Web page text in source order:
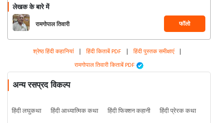
लेखक के बारे में
रामगोपाल तिवारी फॉलो
श्रेष्ठ हिंदी कहानियां | हिंदी किताबें PDF | हिंदी पुस्तक समीक्षाएं |
रामगोपाल तिवारी किताबें PDF
अन्य रसप्रद विकल्प
हिंदी लघुकथा हिंदी आध्यात्मिक कथा हिंदी फिक्शन कहानी हिंदी प्रेरक कथा